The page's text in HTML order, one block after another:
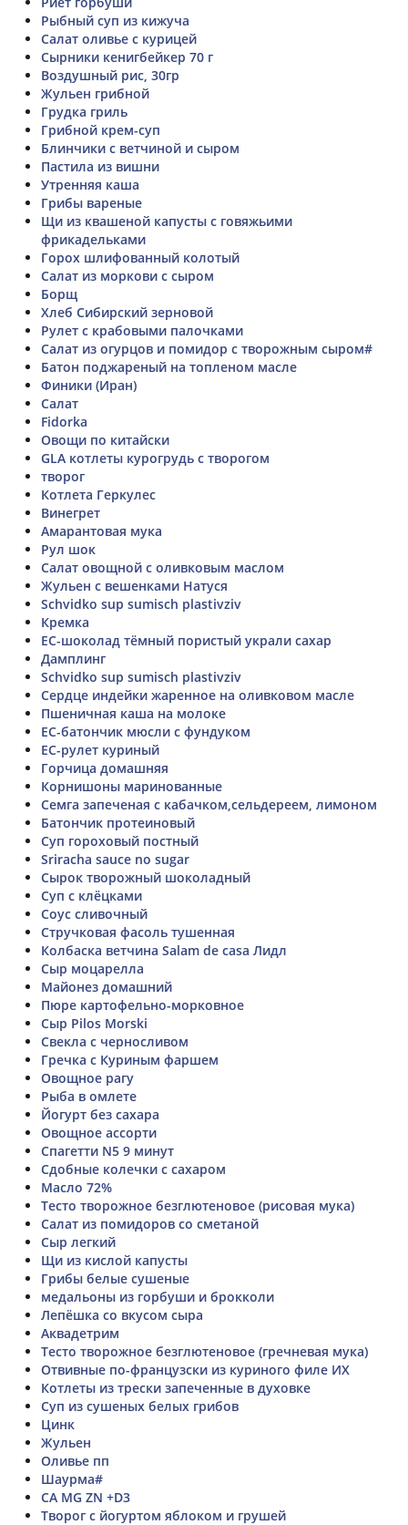
Рыбный суп из кижуча
Салат оливье с курицей
Сырники кенигбейкер 70 г
Воздушный рис, 30гр
Жульен грибной
Грудка гриль
Грибной крем-суп
Блинчики с ветчиной и сыром
Пастила из вишни
Утренняя каша
Грибы вареные
Щи из квашеной капусты с говяжьими
фрикадельками
Горох шлифованный колотый
Салат из моркови с сыром
Борщ
Хлеб Сибирский зерновой
Рулет с крабовыми палочками
Салат из огурцов и помидор с творожным сыром#
Батон поджареный на топленом масле
Финики (Иран)
Салат
Fidorka
Овощи по китайски
GLA котлеты курогрудь с творогом
творог
Котлета Геркулес
Винегрет
Амарантовая мука
Рул шок
Салат овощной с оливковым маслом
Жульен с вешенками Натуся
Schvidko sup sumisch plastivziv
Кремка
ЕС-шоколад тёмный пористый украли сахар
Дамплинг
Schvidko sup sumisch plastivziv
Сердце индейки жаренное на оливковом масле
Пшеничная каша на молоке
ЕС-батончик мюсли с фундуком
ЕС-рулет куриный
Горчица домашняя
Корнишоны маринованные
Семга запеченая с кабачком,сельдереем, лимоном
Батончик протеиновый
Суп гороховый постный
Sriracha sauce no sugar
Сырок творожный шоколадный
Суп с клёцками
Соус сливочный
Стручковая фасоль тушенная
Колбаска ветчина Salam de casа Лидл
Сыр моцарелла
Майонез домашний
Пюре картофельно-морковное
Сыр Pilos Morski
Свекла с черносливом
Гречка с Куриным фаршем
Овощное рагу
Рыба в омлете
Йогурт без сахара
Овощное ассорти
Спагетти N5 9 минут
Сдобные колечки с сахаром
Масло 72%
Тесто творожное безглютеновое (рисовая мука)
Салат из помидоров со сметаной
Сыр легкий
Щи из кислой капусты
Грибы белые сушеные
медальоны из горбуши и брокколи
Лепёшка со вкусом сыра
Аквадетрим
Тесто творожное безглютеновое (гречневая мука)
Отвивные по-французски из куриного филе ИХ
Котлеты из трески запеченные в духовке
Суп из сушеных белых грибов
Цинк
Жульен
Оливье пп
Шаурма#
CA MG ZN +D3
Творог с йогуртом яблоком и грушей